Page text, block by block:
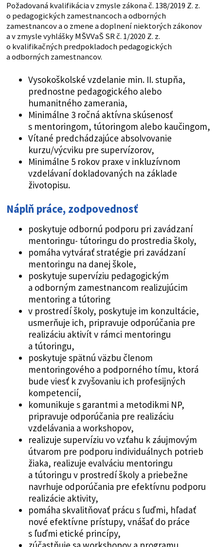
Požadovaná kvalifikácia v zmysle zákona č. 138/2019 Z. z.
o pedagogických zamestnancoch a odborných
zamestnancov a o zmene a doplnení niektorých zákonov
a v zmysle vyhlášky MŠVVaŠ SR č. 1/2020 Z. z.
o kvalifikačných predpokladoch pedagogických
a odborných zamestnancov.
Vysokoškolské vzdelanie min. II. stupňa,
prednostne pedagogického alebo
humanitného zamerania,
Minimálne 3 ročná aktívna skúsenosť
s mentoringom, tútoringom alebo kaučingom,
Vítané predchádzajúce absolvovanie
kurzu/výcviku pre supervízorov,
Minimálne 5 rokov praxe v inkluzívnom
vzdelávaní dokladovaných na základe
životopisu.
Náplň práce, zodpovednosť
poskytuje odbornú podporu pri zavádzaní
mentoringu- tútoringu do prostredia školy,
pomáha vytvárať stratégie pri zavádzaní
mentoringu na danej škole,
poskytuje supervíziu pedagogickým
a odborným zamestnancom realizujúcim
mentoring a tútoring
v prostredí školy, poskytuje im konzultácie,
usmerňuje ich, pripravuje odporúčania pre
realizáciu aktivít v rámci mentoringu
a tútoringu,
poskytuje spätnú väzbu členom
mentoringového a podporného tímu, ktorá
bude viesť k zvyšovaniu ich profesijných
kompetencií,
komunikuje s garantmi a metodikmi NP,
pripravuje odporúčania pre realizáciu
vzdelávania a workshopov,
realizuje supervíziu vo vzťahu k záujmovým
útvarom pre podporu individuálnych potrieb
žiaka, realizuje evalváciu mentoringu
a tútoringu v prostredí školy a priebežne
navrhuje odporúčania pre efektívnu podporu
realizácie aktivity,
pomáha skvalitňovať prácu s ľuďmi, hľadať
nové efektívne prístupy, vnášať do práce
s ľuďmi etické princípy,